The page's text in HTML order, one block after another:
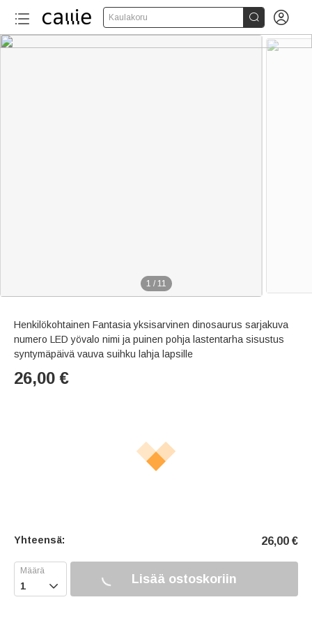
Kaulakoru  
1 / 11
Henkilökohtainen Fantasia yksisarvinen dinosaurus sarjakuva
numero LED yövalo nimi ja puinen pohja lastentarha sisustus
syntymäpäivä vauva suihku lahja lapsille
26,00 €
Yhteensä: 26,00 €
 Lisää ostoskoriin